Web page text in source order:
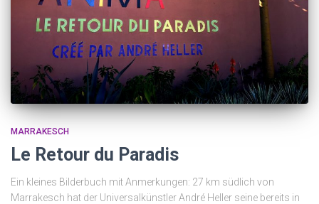
MARRAKESCH
Le Retour du Paradis
Ein kleines Bilderbuch mit Anmerkungen: 27 km südlich von
Marrakesch hat der Universalkünstler André Heller seine bereits in